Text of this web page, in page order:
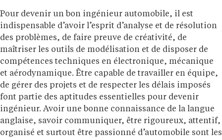
Pour devenir un bon ingénieur automobile, il est
indispensable d’avoir l’esprit d’analyse et de résolution
des problèmes, de faire preuve de créativité, de
maîtriser les outils de modélisation et de disposer de
compétences techniques en électronique, mécanique
et aérodynamique. Être capable de travailler en équipe,
de gérer des projets et de respecter les délais imposés
font partie des aptitudes essentielles pour devenir
ingénieur. Avoir une bonne connaissance de la langue
anglaise, savoir communiquer, être rigoureux, attentif,
organisé et surtout être passionné d’automobile sont les